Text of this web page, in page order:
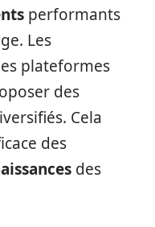
performants
Les
plateformes
des
Cela
des
des